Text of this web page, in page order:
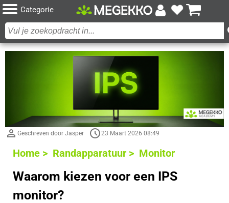
Categorie
Geschreven door Jasper 23 Maart 2026 08:49
Home > Randapparatuur > Monitor
Waarom kiezen voor een IPS
monitor?